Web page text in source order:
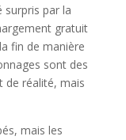
surpris par la
gratuit
fin de manière
sont des
de réalité, mais
mais les